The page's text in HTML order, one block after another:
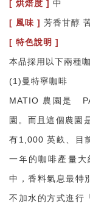
[ 烘焙度 ] 中
[ 風味 ] 芳香甘醇
[ 特色說明 ]
本品採用以下兩種
(1)曼特寧咖啡
MATIO 農園是離
園。而且這個農園
有1,000 英畝、目
一年的咖啡產量
中，香料氣息最特
不加水的方式進行